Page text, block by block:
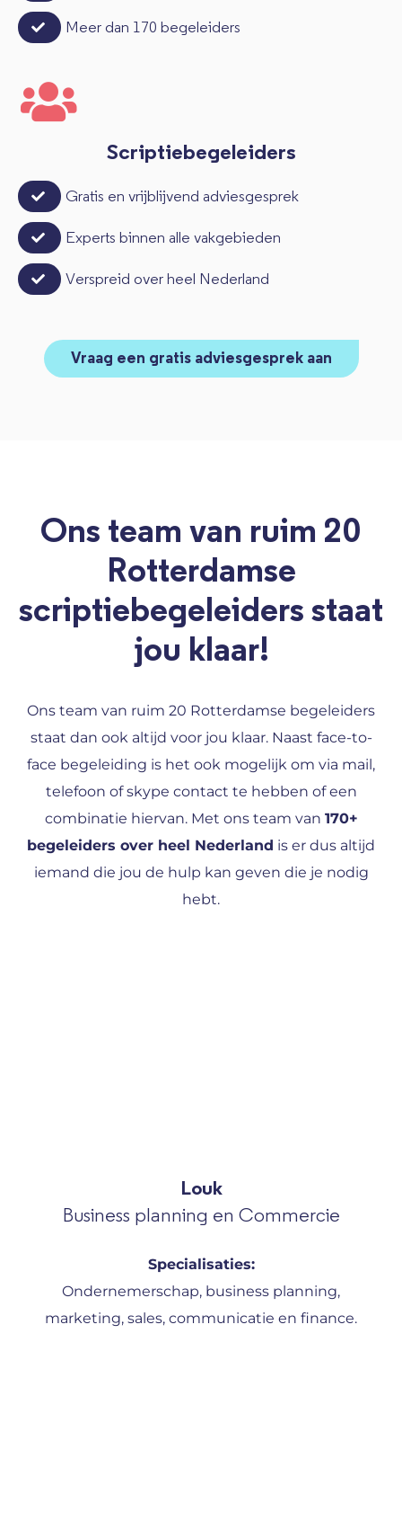
Meer dan 170 begeleiders
Scriptiebegeleiders
Gratis en vrijblijvend adviesgesprek
Experts binnen alle vakgebieden
Verspreid over heel Nederland
Vraag een gratis adviesgesprek aan
Ons team van ruim 20
Rotterdamse
scriptiebegeleiders staat
jou klaar!
Ons team van ruim 20 Rotterdamse begeleiders
staat dan ook altijd voor jou klaar. Naast face-to-
face begeleiding is het ook mogelijk om via mail,
telefoon of skype contact te hebben of een
combinatie hiervan. Met ons team van 170+
begeleiders over heel Nederland is er dus altijd
iemand die jou de hulp kan geven die je nodig
hebt.
Louk
Business planning en Commercie
Specialisaties:
Ondernemerschap, business planning,
marketing, sales, communicatie en finance.